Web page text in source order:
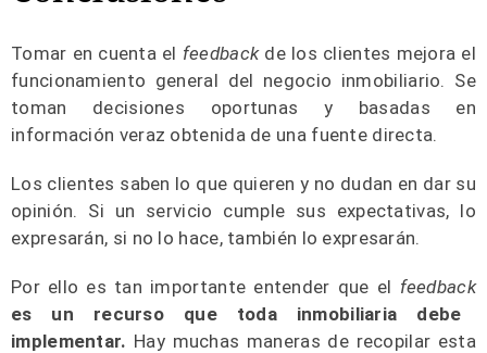
Tomar en cuenta el feedback de los clientes mejora el
funcionamiento general del negocio inmobiliario. Se
toman decisiones oportunas y basadas en
información veraz obtenida de una fuente directa.
Los clientes saben lo que quieren y no dudan en dar su
opinión. Si un servicio cumple sus expectativas, lo
expresarán, si no lo hace, también lo expresarán.
Por ello es tan importante entender que el feedback
es un recurso que toda inmobiliaria debe
implementar. Hay muchas maneras de recopilar esta